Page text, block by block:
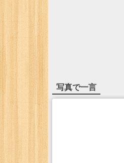
写真で一言